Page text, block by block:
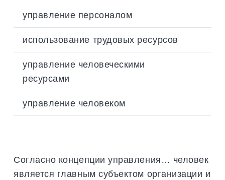
управление персоналом
использование трудовых ресурсов
управление человеческими
ресурсами
управление человеком
Согласно концепции управления… человек
является главным субъектом организации и